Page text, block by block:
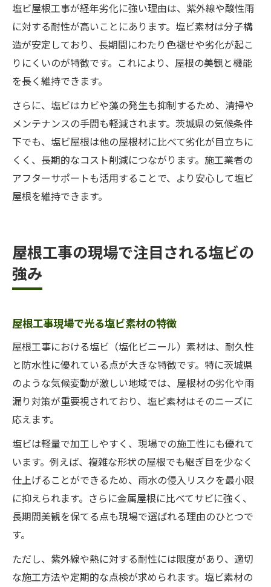
塩ビ屋根工事が経年劣化に強い理由は、紫外線や酸性雨
に対する耐性が高いことにあります。塩ビ素材は分子構
造が安定しており、長期間にわたり色褪せや劣化が起こ
りにくいのが特徴です。これにより、屋根の美観と機能
を長く維持できます。
さらに、塩ビはカビや藻の発生も抑制するため、清掃や
メンテナンスの手間も軽減されます。茨城県の気候条件
下でも、塩ビ屋根は他の屋根材に比べて劣化が目立ちに
くく、長期的なコスト削減につながります。施工業者の
アフターサポートも活用することで、より安心して塩ビ
屋根を維持できます。
屋根工事の現場で注目される塩ビの
強み
屋根工事現場で光る塩ビ素材の特徴
屋根工事における塩ビ（塩化ビニール）素材は、耐久性
と防水性に優れている点が大きな特徴です。特に茨城県
のような気候変動が激しい地域では、屋根材の劣化や雨
漏り対策が重要視されており、塩ビ素材はそのニーズに
応えます。
塩ビは軽量で加工しやすく、現場での施工性にも優れて
います。例えば、複雑な形状の屋根でも継ぎ目を少なく
仕上げることができるため、雨水の侵入リスクを最小限
に抑えられます。さらに金属屋根に比べてサビに強く、
長期間美観を保てる点も現場で選ばれる理由のひとつで
す。
ただし、紫外線や熱に対する耐性には限度があり、適切
な施工方法や定期的な点検が求められます。塩ビ素材の